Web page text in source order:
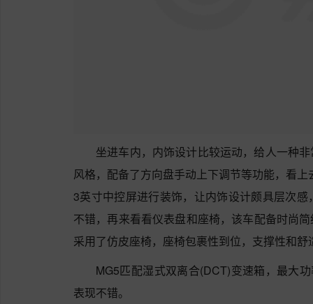
坐进车内，内饰设计比较运动，给人一种
风格，配备了方向盘手动上下调节等功能，看
3英寸中控屏进行装饰，让内饰设计颇具层次
不错，再来看看仪表盘和座椅，该车配备时尚
采用了仿皮座椅，座椅包裹性到位，支撑性和舒
MG5匹配湿式双离合(DCT)变速箱，最大
表现不错。